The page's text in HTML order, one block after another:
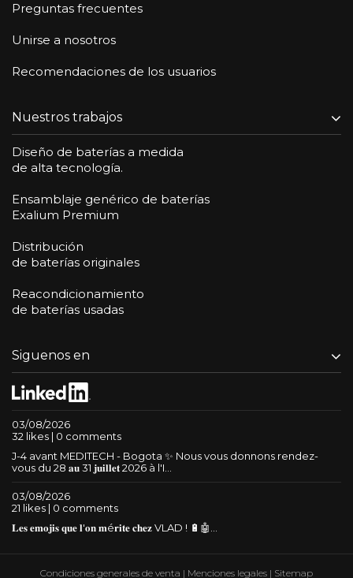
Preguntas frecuentes
Unirse a nosotros
Recomendaciones de los usuarios
Nuestros trabajos
Diseño de baterías a medida
de alta tecnología.
Ensamblaje genérico de baterías
Exalium Premium
Distribución
de baterías originales
Reacondicionamiento
de baterías usadas
Siguenos en
03/08/2026
32 likes | 0 comments
J-4 avant MEDITECH - Bogota ✨ Nous vous donnons rendez-
vous du 28 𝐚𝐮 31 𝐣𝐮𝐢𝐥𝐥𝐞𝐭 2026 à l'I...
03/08/2026
21 likes | 0 comments
𝐋𝐞𝐬 𝐞𝐦𝐨𝐣𝐢𝐬 𝐪𝐮𝐞 𝐥'𝐨𝐧 𝐦é𝐫𝐢𝐭𝐞 𝐜𝐡𝐞𝐳 VLAD ! 🔋🤖...
Condiciones generales de venta | Menciones legales | Sitemap